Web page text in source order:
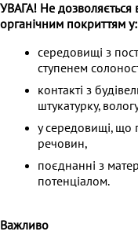
УВАГА! Не дозволяється
органічним покриттям у:
середовищі з
ступенем
контакті з
штукатурку,
у середовищі, що
речовин,
поєднанні з
потенціалом.
Важливо